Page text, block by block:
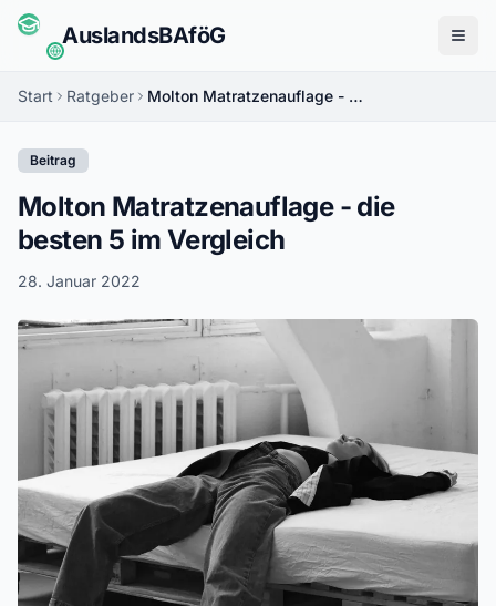
AuslandsBAföG
Start Ratgeber Molton Matratzenauflage - die besten 5 im Vergleich
Beitrag
Molton Matratzenauflage - die
besten 5 im Vergleich
28. Januar 2022